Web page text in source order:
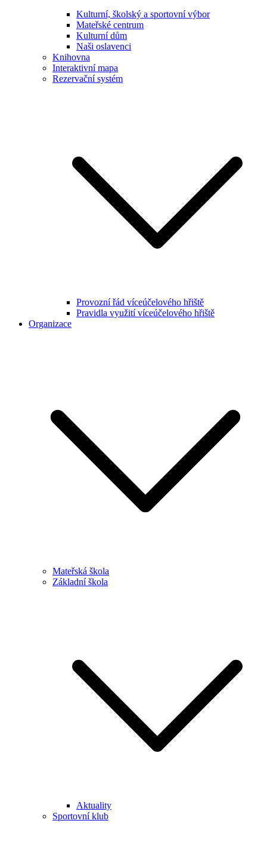
Kulturní, školský a sportovní výbor
Mateřské centrum
Kulturní dům
Naši oslavenci
Knihovna
Interaktivní mapa
Rezervační systém
Provozní řád víceúčelového hřiště
Pravidla využití víceúčelového hřiště
Organizace
Mateřská škola
Základní škola
Aktuality
Sportovní klub